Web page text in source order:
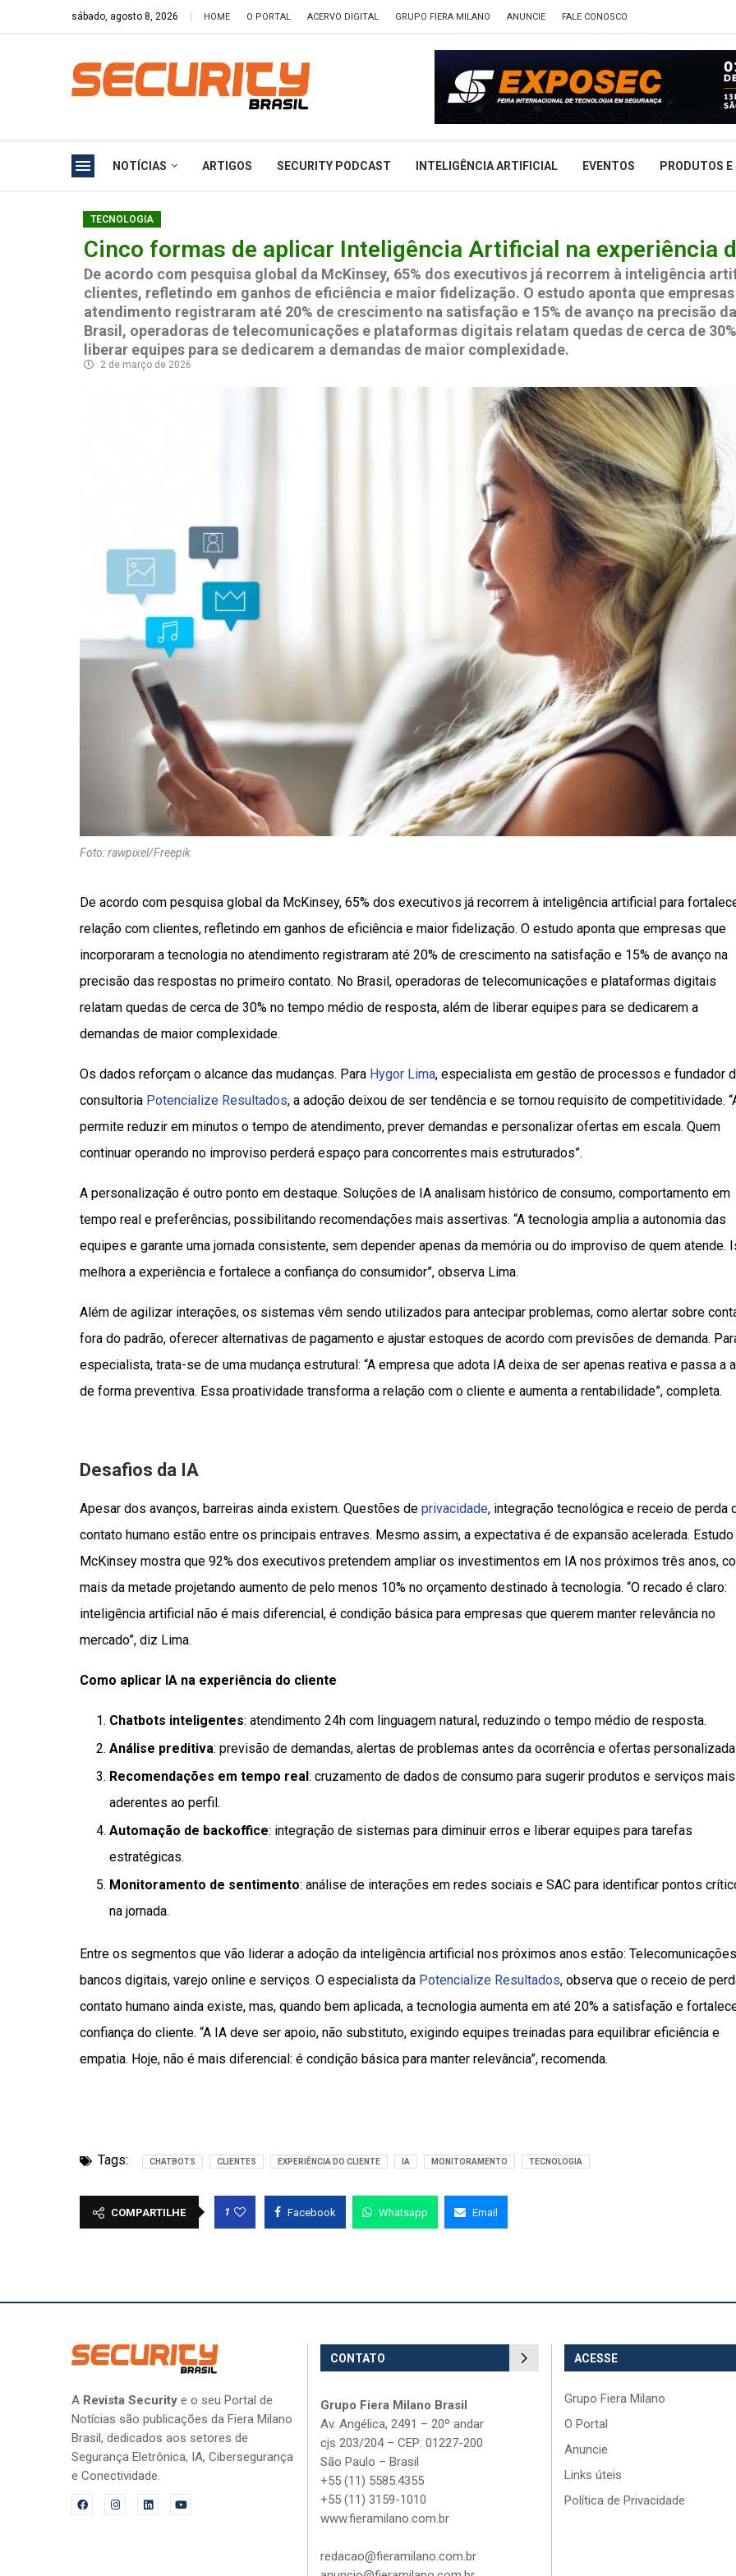
sábado, agosto 8, 2026 HOME O PORTAL ACERVO DIGITAL GRUPO FIERA MILANO ANUNCIE FALE CONOSCO
NOTÍCIAS ARTIGOS SECURITY PODCAST INTELIGÊNCIA ARTIFICIAL EVENTOS PRODUTOS E
TECNOLOGIA
Cinco formas de aplicar Inteligência Artificial na experiência
De acordo com pesquisa global da McKinsey, 65% dos executivos já recorrem à inteligência
clientes, refletindo em ganhos de eficiência e maior fidelização. O estudo aponta que
atendimento registraram até 20% de crescimento na satisfação e 15% de avanço na precisão
Brasil, operadoras de telecomunicações e plataformas digitais relatam quedas de cerca de
liberar equipes para se dedicarem a demandas de maior complexidade.
2 de março de 2026
Foto: rawpixel/Freepik
De acordo com pesquisa global da McKinsey, 65% dos executivos já recorrem à inteligência artificial para
relação com clientes, refletindo em ganhos de eficiência e maior fidelização. O estudo aponta que empresas que
incorporaram a tecnologia no atendimento registraram até 20% de crescimento na satisfação e 15% de avanço na
precisão das respostas no primeiro contato. No Brasil, operadoras de telecomunicações e plataformas digitais
relatam quedas de cerca de 30% no tempo médio de resposta, além de liberar equipes para se dedicarem a
demandas de maior complexidade.
Os dados reforçam o alcance das mudanças. Para Hygor Lima, especialista em gestão de processos e fundador
consultoria Potencialize Resultados, a adoção deixou de ser tendência e se tornou requisito de competitividade.
permite reduzir em minutos o tempo de atendimento, prever demandas e personalizar ofertas em escala. Quem
continuar operando no improviso perderá espaço para concorrentes mais estruturados”.
A personalização é outro ponto em destaque. Soluções de IA analisam histórico de consumo, comportamento em
tempo real e preferências, possibilitando recomendações mais assertivas. “A tecnologia amplia a autonomia das
equipes e garante uma jornada consistente, sem depender apenas da memória ou do improviso de quem atende.
melhora a experiência e fortalece a confiança do consumidor”, observa Lima.
Além de agilizar interações, os sistemas vêm sendo utilizados para antecipar problemas, como alertar sobre
fora do padrão, oferecer alternativas de pagamento e ajustar estoques de acordo com previsões de demanda.
especialista, trata-se de uma mudança estrutural: “A empresa que adota IA deixa de ser apenas reativa e passa a
de forma preventiva. Essa proatividade transforma a relação com o cliente e aumenta a rentabilidade”, completa.
Desafios da IA
Apesar dos avanços, barreiras ainda existem. Questões de privacidade, integração tecnológica e receio de perda
contato humano estão entre os principais entraves. Mesmo assim, a expectativa é de expansão acelerada. Estudo
McKinsey mostra que 92% dos executivos pretendem ampliar os investimentos em IA nos próximos três anos,
mais da metade projetando aumento de pelo menos 10% no orçamento destinado à tecnologia. “O recado é claro:
inteligência artificial não é mais diferencial, é condição básica para empresas que querem manter relevância no
mercado”, diz Lima.
Como aplicar IA na experiência do cliente
Chatbots inteligentes: atendimento 24h com linguagem natural, reduzindo o tempo médio de resposta.
Análise preditiva: previsão de demandas, alertas de problemas antes da ocorrência e ofertas
Recomendações em tempo real : cruzamento de dados de consumo para sugerir produtos e serviços mais
aderentes ao perfil.
Automação de backoffice: integração de sistemas para diminuir erros e liberar equipes para tarefas
estratégicas.
Monitoramento de sentimento: análise de interações em redes sociais e SAC para identificar pontos
na jornada.
Entre os segmentos que vão liderar a adoção da inteligência artificial nos próximos anos estão:
bancos digitais, varejo online e serviços. O especialista da Potencialize Resultados, observa que o receio de
contato humano ainda existe, mas, quando bem aplicada, a tecnologia aumenta em até 20% a satisfação e
confiança do cliente. “A IA deve ser apoio, não substituto, exigindo equipes treinadas para equilibrar eficiência e
empatia. Hoje, não é mais diferencial: é condição básica para manter relevância”, recomenda.
Tags: CHATBOTS CLIENTES EXPERIÊNCIA DO CLIENTE IA MONITORAMENTO TECNOLOGIA
COMPARTILHE 1 Facebook Whatsapp Email
A Revista Security e o seu Portal de
Notícias são publicações da Fiera Milano
Brasil, dedicados aos setores de
Segurança Eletrônica, IA, Cibersegurança
e Conectividade.
CONTATO
Grupo Fiera Milano Brasil
Av. Angélica, 2491 – 20º andar
cjs 203/204 – CEP: 01227-200
São Paulo – Brasil
+55 (11) 5585.4355
+55 (11) 3159-1010
www.fieramilano.com.br
redacao@fieramilano.com.br
ACESSE
Grupo Fiera Milano
O Portal
Anuncie
Links úteis
Política de Privacidade